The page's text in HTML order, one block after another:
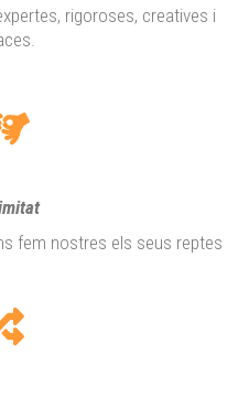
rigoroses, creatives i
fem nostres els seus reptes